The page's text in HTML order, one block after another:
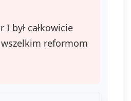
I był całkowicie
reformom